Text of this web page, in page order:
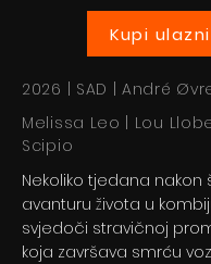
Kupi
2026 | SAD | André
Melissa Leo | Lou
Scipio
Nekoliko tjedana nakon
avanturu života u
svjedoči stravičnoj
koja završava smrću